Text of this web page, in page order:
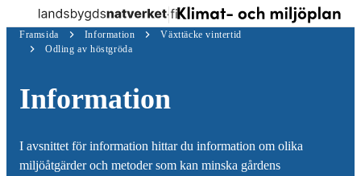
Skip to
content ↓
MenyKlimat-
och
Framsida Information
Växttäcke vintertid
Odling av höstgröda
Information
I avsnittet för information hittar du information om olika
miljöåtgärder och metoder som kan minska gårdens